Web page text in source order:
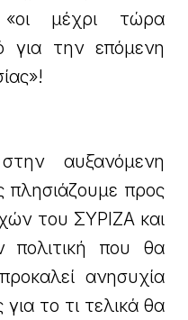
μέχρι τώρα
για την επόμενη
αυξανόμενη
προς
του ΣΥΡΙΖΑ και
πολιτική που θα
ανησυχία
το τι τελικά θα